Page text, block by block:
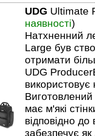
UDG Ultimate
наявності)
Натхненний
Large був
отримати
UDG
має м'які
відповідно
забезпечує